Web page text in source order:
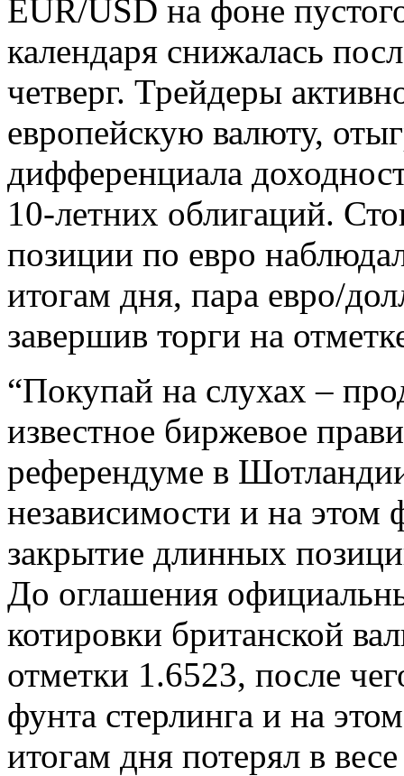
EUR/USD на фоне
календаря снижалась
четверг. Трейдеры
европейскую валюту,
дифференциала
10-летних облигаций.
позиции по евро
итогам дня, пара евро/
завершив торги на
“Покупай на слухах –
известное биржевое
референдуме в
независимости и на
закрытие длинных
До оглашения
котировки британской
отметки 1.6523, после
фунта стерлинга и на
итогам дня потерял в